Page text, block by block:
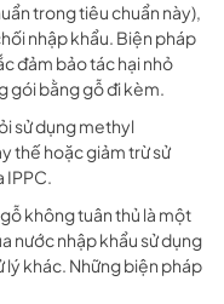
trong tiêu chuẩn này),
nhập khẩu. Biện pháp
đảm bảo tác hại nhỏ
gói bằng gỗ đi kèm.
sử dụng methyl
thế hoặc giảm trừ sử
IPPC.
không tuân thủ là một
nước nhập khẩu sử dụng
lý khác. Những biện pháp